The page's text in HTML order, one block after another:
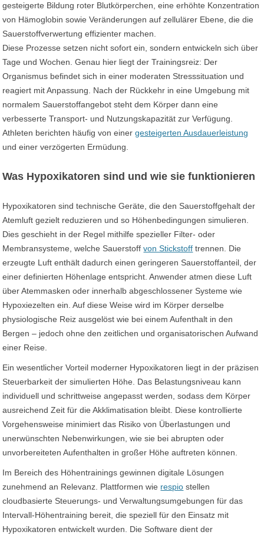
gesteigerte Bildung roter Blutkörperchen, eine erhöhte Konzentration
von Hämoglobin sowie Veränderungen auf zellulärer Ebene, die die
Sauerstoffverwertung effizienter machen.
Diese Prozesse setzen nicht sofort ein, sondern entwickeln sich über
Tage und Wochen. Genau hier liegt der Trainingsreiz: Der
Organismus befindet sich in einer moderaten Stresssituation und
reagiert mit Anpassung. Nach der Rückkehr in eine Umgebung mit
normalem Sauerstoffangebot steht dem Körper dann eine
verbesserte Transport- und Nutzungskapazität zur Verfügung.
Athleten berichten häufig von einergesteigerten Ausdauerleistung
und einer verzögerten Ermüdung.
Was Hypoxikatoren sind und wie sie funktionieren
Hypoxikatoren sind technische Geräte, die den Sauerstoffgehalt der
Atemluft gezielt reduzieren und so Höhenbedingungen simulieren.
Dies geschieht in der Regel mithilfe spezieller Filter- oder
Membransysteme, welche Sauerstoffvon Stickstoff trennen. Die
erzeugte Luft enthält dadurch einen geringeren Sauerstoffanteil, der
einer definierten Höhenlage entspricht. Anwender atmen diese Luft
über Atemmasken oder innerhalb abgeschlossener Systeme wie
Hypoxiezelten ein. Auf diese Weise wird im Körper derselbe
physiologische Reiz ausgelöst wie bei einem Aufenthalt in den
Bergen – jedoch ohne den zeitlichen und organisatorischen Aufwand
einer Reise.
Ein wesentlicher Vorteil moderner Hypoxikatoren liegt in der präzisen
Steuerbarkeit der simulierten Höhe. Das Belastungsniveau kann
individuell und schrittweise angepasst werden, sodass dem Körper
ausreichend Zeit für die Akklimatisation bleibt. Diese kontrollierte
Vorgehensweise minimiert das Risiko von Überlastungen und
unerwünschten Nebenwirkungen, wie sie bei abrupten oder
unvorbereiteten Aufenthalten in großer Höhe auftreten können.
Im Bereich des Höhentrainings gewinnen digitale Lösungen
zunehmend an Relevanz. Plattformen wie respio stellen
cloudbasierte Steuerungs- und Verwaltungsumgebungen für das
Intervall-Höhentraining bereit, die speziell für den Einsatz mit
Hypoxikatoren entwickelt wurden. Die Software dient der